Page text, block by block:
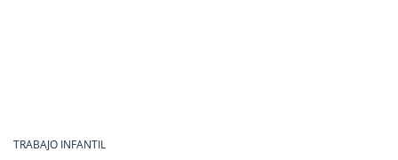
TRABAJO INFANTIL